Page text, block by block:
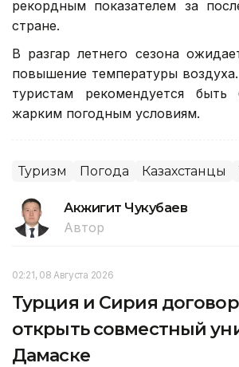
рекордным показателем за
стране.
В разгар летнего сезона
повышение температуры
туристам рекомендуется
жарким погодным условиям.
Туризм Погода Казахстанцы
Акжигит Чукубаев
Автор
02:21, 08 Августа 2026
Турция и Сирия
открыть совместный
Дамаске